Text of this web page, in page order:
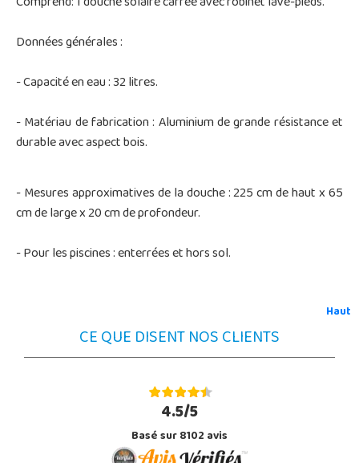
Données générales :
- Capacité en eau : 32 litres.
- Matériau de fabrication : Aluminium de grande résistance et
durable avec aspect bois.
- Mesures approximatives de la douche : 225 cm de haut x 65
cm de large x 20 cm de profondeur.
- Pour les piscines : enterrées et hors sol.
Haut
CE QUE DISENT NOS CLIENTS
4.5/5
Basé sur 8102 avis